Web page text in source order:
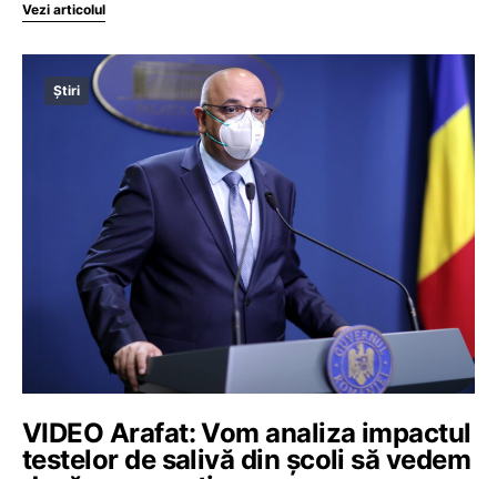
Vezi articolul
Știri
VIDEO Arafat: Vom analiza impactul
testelor de salivă din școli să vedem